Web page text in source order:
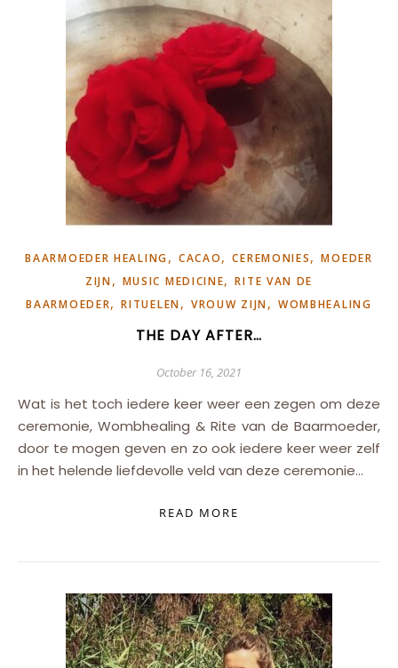
BAARMOEDER HEALING, CACAO,CEREMONIES,MOEDER
ZIJN, MUSIC MEDICINE,RITE VAN DE
BAARMOEDER,RITUELEN, VROUW ZIJN, WOMBHEALING
THE DAY AFTER…
October 16, 2021
Wat is het toch iedere keer weer een zegen om deze
ceremonie, Wombhealing & Rite van de Baarmoeder,
door te mogen geven en zo ook iedere keer weer zelf
in het helende liefdevolle veld van deze ceremonie…
READ MORE